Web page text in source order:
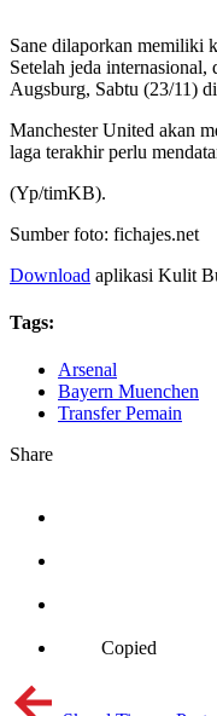
Sane dilaporkan memiliki
Setelah jeda
Augsburg, Sabtu (23/11)
Manchester United akan
laga terakhir perlu
(Yp/timKB).
Sumber foto: fichajes.net
Download aplikasi Kulit
Tags:
Arsenal
Bayern Muenchen
Transfer Pemain
Share
Copied